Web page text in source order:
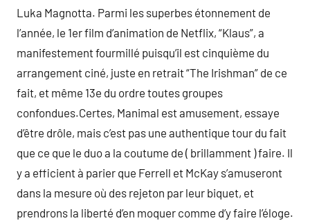
Luka Magnotta. Parmi les superbes étonnement de
l’année, le 1er film d’animation de Netflix, “Klaus”, a
manifestement fourmillé puisqu’il est cinquième du
arrangement ciné, juste en retrait “The Irishman” de ce
fait, et même 13e du ordre toutes groupes
confondues.Certes, Manimal est amusement, essaye
d’être drôle, mais c’est pas une authentique tour du fait
que ce que le duo a la coutume de ( brillamment ) faire. Il
y a efficient à parier que Ferrell et McKay s’amuseront
dans la mesure où des rejeton par leur biquet, et
prendrons la liberté d’en moquer comme d’y faire l’éloge.